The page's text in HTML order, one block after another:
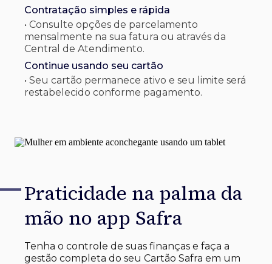
Contratação simples e rápida
• Consulte opções de parcelamento
mensalmente na sua fatura ou através da
Central de Atendimento.
Continue usando seu cartão
• Seu cartão permanece ativo e seu limite será
restabelecido conforme pagamento.
Praticidade na palma da
mão no app Safra
Tenha o controle de suas finanças e faça a
gestão completa do seu Cartão Safra em um